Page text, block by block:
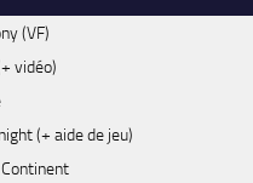
(VF)
vidéo)
(+ aide de jeu)